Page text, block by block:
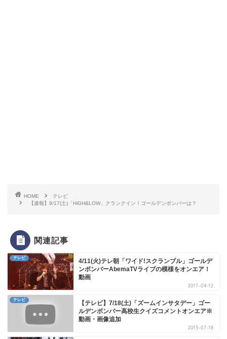
HOME
テレビ
【速報】9/17(土)「HiGH&LOW」クランクイン！ゴールデンボンバーは？
関連記事
テレビ
4/11(火)テレ朝「ワイド!スクランブル」ゴールデ
ンボンバーAbemaTVライブの模様をオンエア！
動画
2017-04-12
テレビ
【テレビ】7/18(土)「ズームインサタデー」ゴー
ルデンボンバー高校生クイズコメントオンエア※
動画・画像追加
2015-07-18